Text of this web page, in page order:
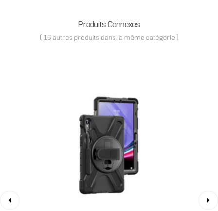
Produits Connexes
( 16 autres produits dans la même catégorie )